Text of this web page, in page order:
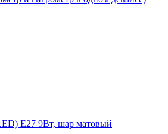
Е27 9Вт, шар матовый